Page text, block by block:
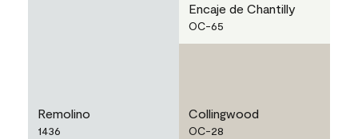
Remolino
1436
Encaje de Chantilly
OC-65
Collingwood
OC-28